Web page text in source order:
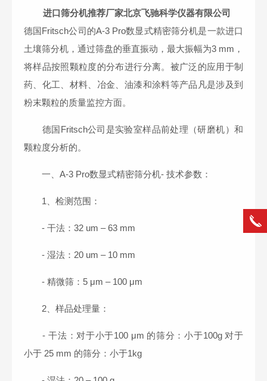
进口筛分机推荐厂家北京飞驰科学仪器有限公司
德国Fritsch公司的A-3 Pro数显式精密筛分机是一款进口
土壤筛分机，通过筛盘的垂直振动，最大振幅为3 mm，
将样品按照颗粒度的分布进行分离。被广泛的应用于制
药、化工、材料、冶金、油漆和涂料等产品凡是涉及到
粉末颗粒的质量监控方面。
德国Fritsch公司是实验室样品前处理（研磨机）和
颗粒度分析的。
一、A-3 Pro数显式精密筛分机- 技术参数：
1、检测范围：
- 干法：32 um – 63 mm
- 湿法：20 um – 10 mm
- 精微筛：5 μm – 100 μm
2、样品处理量：
- 干法：对于小于100 μm 的筛分：小于100g 对于
小于 25 mm 的筛分：小于1kg